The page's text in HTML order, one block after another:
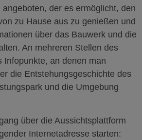
der es ermöglicht, den
zu Hause aus zu genießen und
über das Bauwerk und die
An mehreren Stellen des
Infopunkte, an denen man
die Entstehungsgeschichte des
und die Umgebung
über die Aussichtsplattform
Internetadresse starten: